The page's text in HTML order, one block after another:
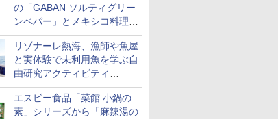
の「GABAN ソルティグリー
ンペパー」とメキシコ料理に
合う「GABAN チポトレペパ
ー」発売
リゾナーレ熱海、漁師や魚屋
と実体験で未利用魚を学ぶ自
由研究アクティビティ
「Fisherman's Academy」を
実施中
エスビー食品「菜館 小鍋の
素」シリーズから「麻辣湯の